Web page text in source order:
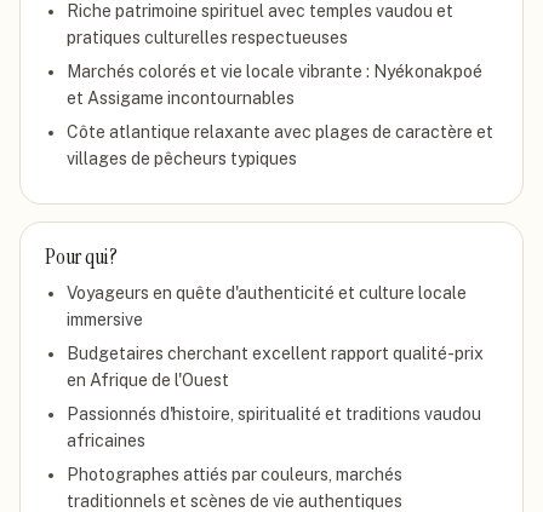
Riche patrimoine spirituel avec temples vaudou et
pratiques culturelles respectueuses
Marchés colorés et vie locale vibrante : Nyékonakpoé
et Assigame incontournables
Côte atlantique relaxante avec plages de caractère et
villages de pêcheurs typiques
Pour qui ?
Voyageurs en quête d'authenticité et culture locale
immersive
Budgetaires cherchant excellent rapport qualité-prix
en Afrique de l'Ouest
Passionnés d'histoire, spiritualité et traditions vaudou
africaines
Photographes attiés par couleurs, marchés
traditionnels et scènes de vie authentiques